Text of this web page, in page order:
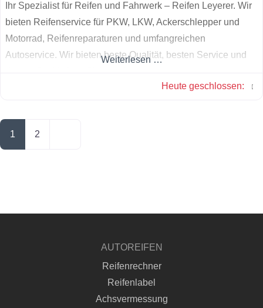
Ihr Spezialist für Reifen und Fahrwerk – Reifen Leyerer. Wir
bieten Reifenservice für PKW, LKW, Ackerschlepper und
Motorrad, Reifenreparaturen und umfangreichen
Autoservice. Wir bieten beste Qualität, besten Service und
Weiterlesen …
Heute geschlossen:
Posts navigation
1 2
AUTOREIFEN
Reifenrechner
Reifenlabel
Achsvermessung